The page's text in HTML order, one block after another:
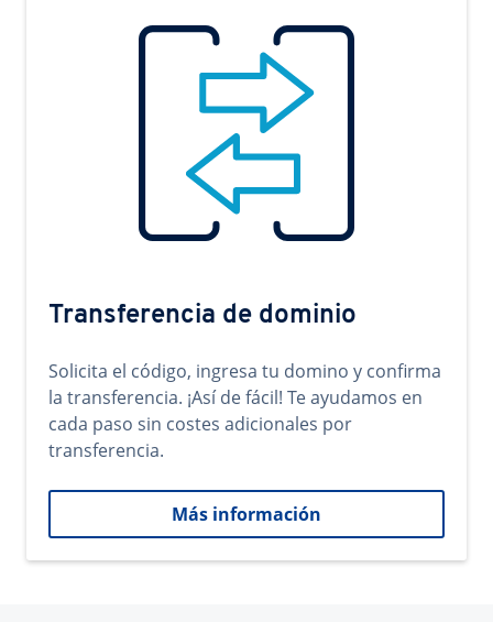
Transferencia de dominio
Solicita el código, ingresa tu domino y confirma
la transferencia. ¡Así de fácil! Te ayudamos en
cada paso sin costes adicionales por
transferencia.
Más información